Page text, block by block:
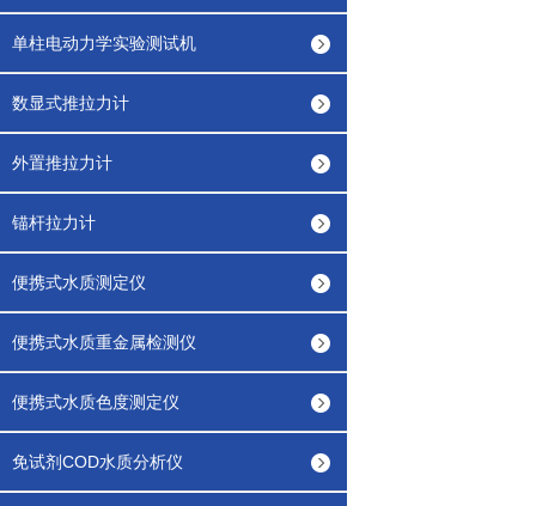
单柱电动力学实验测试机
数显式推拉力计
外置推拉力计
锚杆拉力计
便携式水质测定仪
便携式水质重金属检测仪
便携式水质色度测定仪
免试剂COD水质分析仪